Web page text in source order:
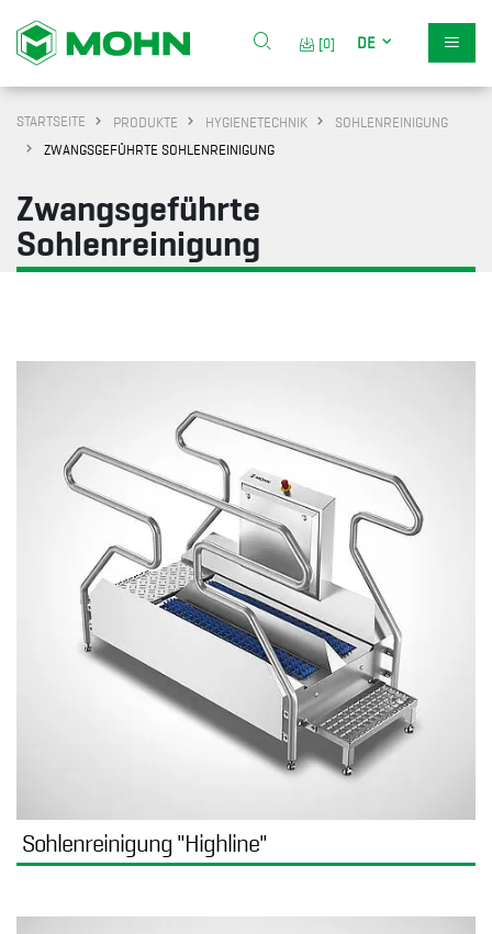
[0] DE
STARTSEITE PRODUKTE HYGIENETECHNIK
SOHLENREINIGUNG
ZWANGSGEFÜHRTE SOHLENREINIGUNG
Zwangsgeführte
Sohlenreinigung
Sohlenreinigung "Highline"